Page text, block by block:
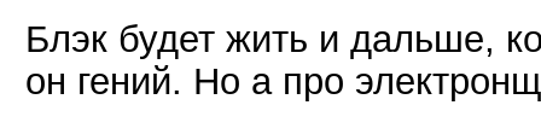
Блэк будет жить и дальше,
он гений. Но а про